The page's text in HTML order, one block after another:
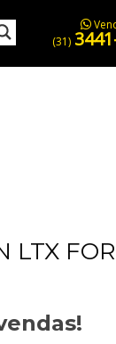
(31)
LTX